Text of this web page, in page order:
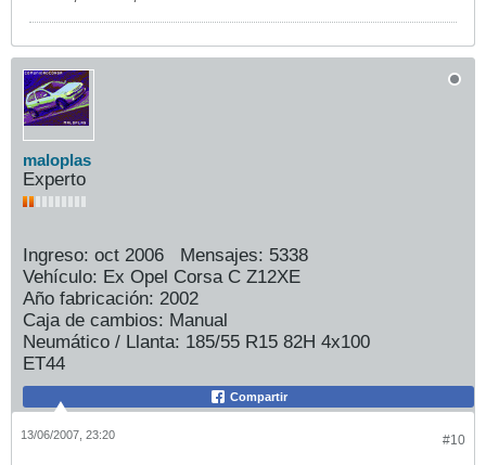
maloplas
Experto
Ingreso: oct 2006 Mensajes: 5338
Vehículo: Ex Opel Corsa C Z12XE
Año fabricación: 2002
Caja de cambios: Manual
Neumático / Llanta: 185/55 R15 82H 4x100
ET44
Compartir
#10
13/06/2007, 23:20